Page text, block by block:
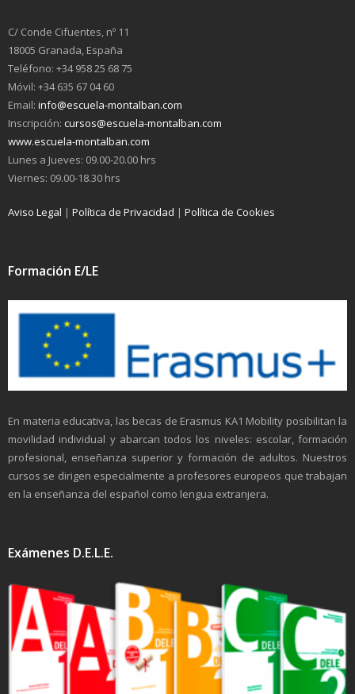
C/ Conde Cifuentes, nº 11
18005 Granada, España
Teléfono: +34 958 25 68 75
Móvil: +34 635 67 04 60
Email: info@escuela-montalban.com
Inscripción: cursos@escuela-montalban.com
www.escuela-montalban.com
Lunes a Jueves: 09.00-20.00 hrs
Viernes: 09.00-18.30 hrs
Aviso Legal | Política de Privacidad | Política de Cookies
Formación E/LE
En materia educativa, las becas de Erasmus KA1 Mobility posibilitan la
movilidad individual y abarcan todos los niveles: escolar, formación
profesional, enseñanza superior y formación de adultos. Nuestros
cursos se dirigen especialmente a profesores europeos que trabajan
en la enseñanza del español como lengua extranjera.
Exámenes D.E.L.E.